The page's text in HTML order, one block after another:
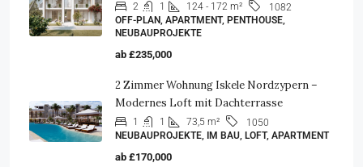
2 1 124 - 172 m²
1082
OFF-PLAN, APARTMENT, PENTHOUSE,
NEUBAUPROJEKTE
ab £235,000
2 Zimmer Wohnung Iskele Nordzypern –
Modernes Loft mit Dachterrasse
1 1 73,5 m²
1050
NEUBAUPROJEKTE, IM BAU, LOFT, APARTMENT
ab £170,000